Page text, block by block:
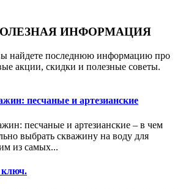
ИНФОРМАЦИЯ
найдете последнюю информацию про
акции, скидки и полезные советы.
песчаные и артезианские
песчаные и артезианские – в чем
выбрать скважину на воду для
из самых...
ключ.